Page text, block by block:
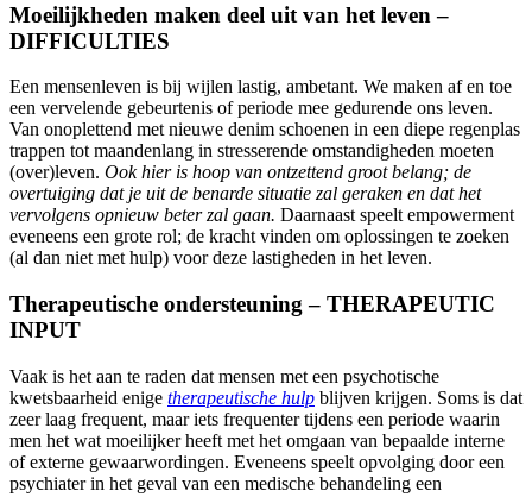
Moeilijkheden maken deel uit van het leven –
DIFFICULTIES
Een mensenleven is bij wijlen lastig, ambetant. We maken af en toe
een vervelende gebeurtenis of periode mee gedurende ons leven.
Van onoplettend met nieuwe denim schoenen in een diepe regenplas
trappen tot maandenlang in stresserende omstandigheden moeten
(over)leven. Ook hier is hoop van ontzettend groot belang; de
overtuiging dat je uit de benarde situatie zal geraken en dat het
vervolgens opnieuw beter zal gaan. Daarnaast speelt empowerment
eveneens een grote rol; de kracht vinden om oplossingen te zoeken
(al dan niet met hulp) voor deze lastigheden in het leven.
Therapeutische ondersteuning – THERAPEUTIC
INPUT
Vaak is het aan te raden dat mensen met een psychotische
kwetsbaarheid enige therapeutische hulp blijven krijgen. Soms is dat
zeer laag frequent, maar iets frequenter tijdens een periode waarin
men het wat moeilijker heeft met het omgaan van bepaalde interne
of externe gewaarwordingen. Eveneens speelt opvolging door een
psychiater in het geval van een medische behandeling een